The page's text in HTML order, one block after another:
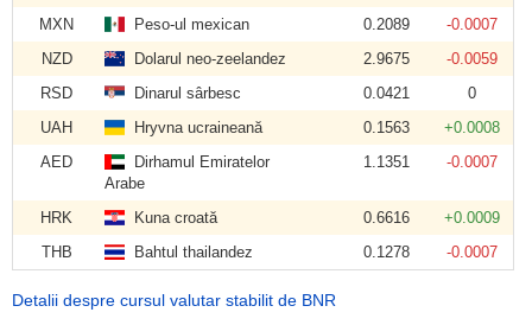
MXN
Peso-ul mexican 0.2089
-0.0007
NZD
Dolarul neo-zeelandez 2.9675
-0.0059
RSD
Dinarul sârbesc 0.0421
0
UAH
Hryvna ucraineană 0.1563
+0.0008
AED
Dirhamul Emiratelor
Arabe
1.1351 -0.0007
HRK Kuna croată 0.6616
+0.0009
THB
Bahtul thailandez 0.1278 -0.0007
Detalii despre cursul valutar stabilit de BNR